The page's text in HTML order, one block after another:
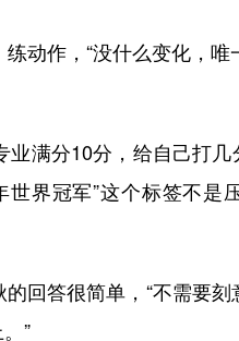
作，“没什么变化，唯
满分10分，给自己打几
界冠军”这个标签不是
回答很简单，“不需要刻
”